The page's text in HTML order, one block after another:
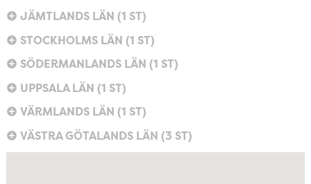
JÄMTLANDS LÄN (1 ST)
STOCKHOLMS LÄN (1 ST)
SÖDERMANLANDS LÄN (1 ST)
UPPSALA LÄN (1 ST)
VÄRMLANDS LÄN (1 ST)
VÄSTRA GÖTALANDS LÄN (3 ST)